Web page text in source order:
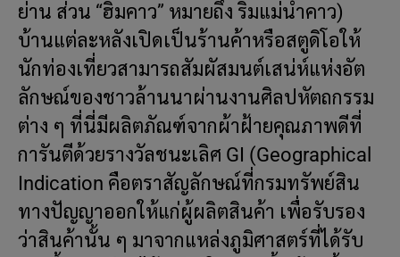
ย่าน ส่วน “ฮิมคาว” หมายถึง ริมแม่น้ำคาว)
บ้านแต่ละหลังเปิดเป็นร้านค้าหรือสตูดิโอให้
นักท่องเที่ยวสามารถสัมผัสมนต์เสน่ห์แห่งอัต
ลักษณ์ของชาวล้านนาผ่านงานศิลปหัตถกรรม
ต่าง ๆ ที่นี่มีผลิตภัณฑ์จากผ้าฝ้ายคุณภาพดีที่
การันตีด้วยรางวัลชนะเลิศ GI (Geographical
Indication คือตราสัญลักษณ์ที่กรมทรัพย์สิน
ทางปัญญาออกให้แก่ผู้ผลิตสินค้า เพื่อรับรอง
ว่าสินค้านั้น ๆ มาจากแหล่งภูมิศาสตร์ที่ได้รับ